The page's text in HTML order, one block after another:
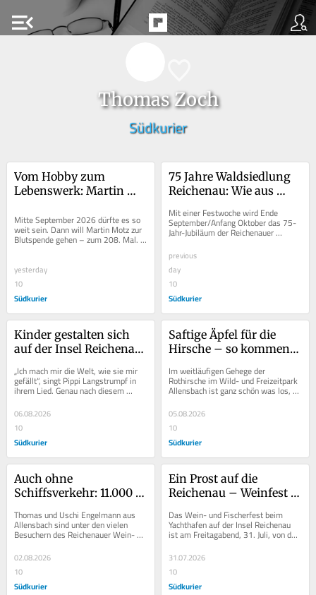
menu_open
Thomas Zoch
Südkurier
Vom Hobby zum
Lebenswerk: Martin
Liter Blut
Mitte September 2026 dürfte es so
weit sein. Dann will Martin Motz zur
Blutspende gehen – zum 208. Mal.
Das komme im Ländle eher selten
yesterday
10
Südkurier
75 Jahre Waldsiedlung
Reichenau: Wie aus
Dorfgemeinschaft
wurde
Mit einer Festwoche wird Ende
September/Anfang Oktober das 75-
Jahr-Jubiläum der Reichenauer
Grußworten und Rückblicken,...
previous
day
10
Südkurier
Kinder gestalten sich
auf der Insel Reichenau
Welt
„Ich mach mir die Welt, wie sie mir
gefällt“, singt Pippi Langstrumpf in
ihrem Lied. Genau nach diesem
Reichenauer...
06.08.2026
10
Südkurier
Saftige Äpfel für die
Hirsche – so kommen
Allensbach mit der
Hitze klar
Im weitläufigen Gehege der
Rothirsche im Wild- und Freizeitpark
Allensbach ist ganz schön was los,
wenn Parkleiterin Martina Schleith
mit einem...
05.08.2026
10
Südkurier
Auch ohne
Schiffsverkehr: 11.000
Reichenauer Wein- und
Fischerfest
Thomas und Uschi Engelmann aus
Allensbach sind unter den vielen
Besuchern des Reichenauer Wein-
sie geben wohl...
02.08.2026
10
Südkurier
Ein Prost auf die
Reichenau – Weinfest
hat begonnen
Das Wein- und Fischerfest beim
Yachthafen auf der Insel Reichenau
ist am Freitagabend, 31. Juli, von der
Hauptorganisatorin Victoria
Dietenberger und...
31.07.2026
10
Südkurier